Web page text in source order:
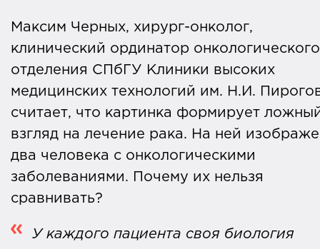
Максим Черных, хирург-онколог,
клинический ординатор онкологического
отделения СПбГУ Клиники высоких
медицинских технологий им. Н.И.
считает, что картинка формирует
взгляд на лечение рака. На ней
два человека с онкологическими
заболеваниями. Почему их нельзя
сравнивать?
У каждого пациента своя биология